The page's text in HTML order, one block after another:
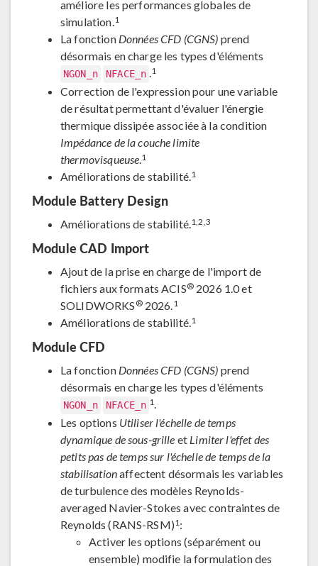
améliore les performances globales de
simulation.1
La fonction Données CFD (CGNS) prend
désormais en charge les types d'éléments
NGON_n NFACE_n .1
Correction de l'expression pour une variable
de résultat permettant d'évaluer l'énergie
thermique dissipée associée à la condition
Impédance de la couche limite
thermovisqueuse.1
Améliorations de stabilité.1
Module Battery Design
Améliorations de stabilité.1,2,3
Module CAD Import
Ajout de la prise en charge de l'import de
fichiers aux formats ACIS®2026 1.0 et
SOLIDWORKS ®2026.1
Améliorations de stabilité.1
Module CFD
La fonction Données CFD (CGNS) prend
désormais en charge les types d'éléments
NGON_n NFACE_n 1.
Les options Utiliser l'échelle de temps
dynamique de sous-grille et Limiter l'effet des
petits pas de temps sur l'échelle de temps de la
stabilisationaffectent désormais les variables
de turbulence des modèles Reynolds-
averaged Navier-Stokes avec contraintes de
Reynolds (RANS-RSM)1:
Activer les options (séparément ou
ensemble) modifie la formulation des